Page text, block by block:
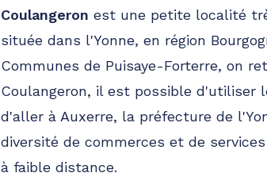
Coulangeron est une petite localité
située dans l'Yonne, en région
Communes de Puisaye-Forterre, on
Coulangeron, il est possible d'utiliser
d'aller à Auxerre, la préfecture de
diversité de commerces et de
à faible distance.